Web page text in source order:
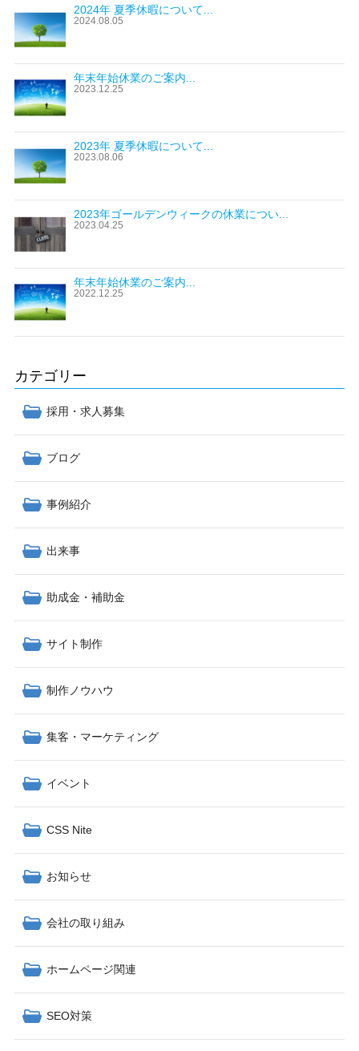
2024年 夏季休暇について...
2024.08.05
年末年始休業のご案内...
2023.12.25
2023年 夏季休暇について...
2023.08.06
2023年ゴールデンウィークの休業につい...
2023.04.25
年末年始休業のご案内...
2022.12.25
カテゴリー
採用・求人募集
ブログ
事例紹介
出来事
助成金・補助金
サイト制作
制作ノウハウ
集客・マーケティング
イベント
CSS Nite
お知らせ
会社の取り組み
ホームページ関連
SEO対策